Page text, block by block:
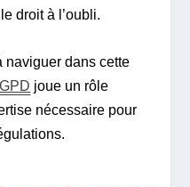
droit à l’oubli.
naviguer dans cette
joue un rôle
nécessaire pour